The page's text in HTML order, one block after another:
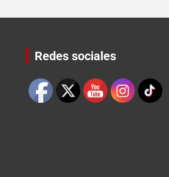
Redes sociales
Set Youtube Channel ID